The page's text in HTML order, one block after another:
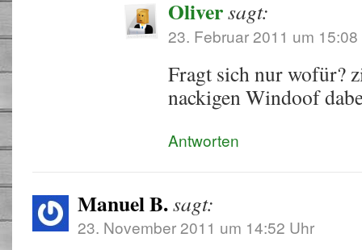
Oliversagt:
23. Februar 2011 um 15:08
Fragt sich nur wofür?
nackigen Windoof
Antworten
Manuel B.sagt:
23. November 2011 um 14:52 Uhr